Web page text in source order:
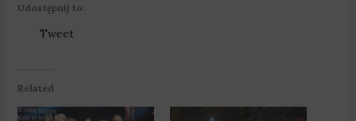
Udostępnij to:
Tweet
Related